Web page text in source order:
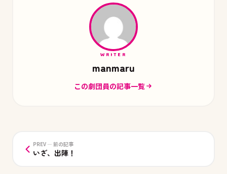
WRITER
manmaru
この劇団員の記事一覧
PREV — 前の記事
いざ、出陣！